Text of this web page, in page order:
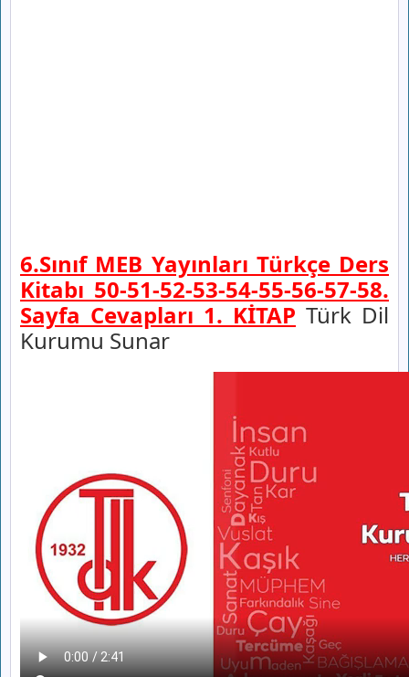
6.Sınıf MEB Yayınları Türkçe Ders
Kitabı 50-51-52-53-54-55-56-57-58.
Sayfa Cevapları 1. KİTAP Türk Dil
Kurumu Sunar